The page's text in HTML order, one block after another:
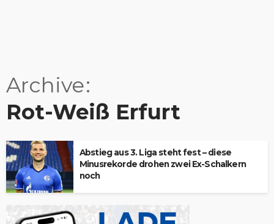
Archive
Rot-Weiß Erfurt
Abstieg aus 3. Liga steht fest – diese
Minusrekorde drohen zwei Ex-Schalkern
noch